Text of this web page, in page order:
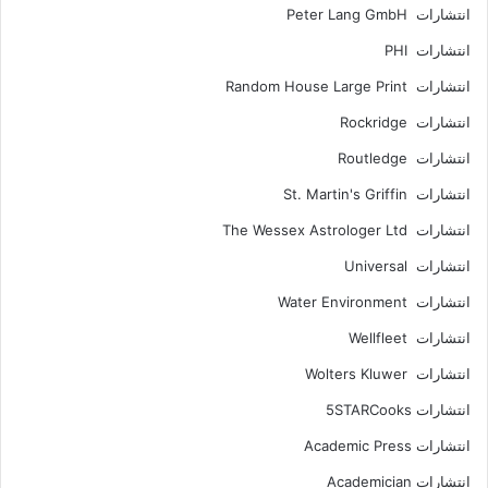
انتشارات Peter Lang GmbH
انتشارات PHI
انتشارات Random House Large Print
انتشارات Rockridge
انتشارات Routledge
انتشارات St. Martin's Griffin
انتشارات The Wessex Astrologer Ltd
انتشارات Universal
انتشارات Water Environment
انتشارات Wellfleet
انتشارات Wolters Kluwer
انتشارات 5STARCooks
انتشارات Academic Press
انتشارات Academician